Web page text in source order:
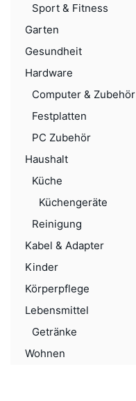
Sport & Fitness
Garten
Gesundheit
Hardware
Computer & Zubehör
Festplatten
PC Zubehör
Haushalt
Küche
Küchengeräte
Reinigung
Kabel & Adapter
Kinder
Körperpflege
Lebensmittel
Getränke
Wohnen